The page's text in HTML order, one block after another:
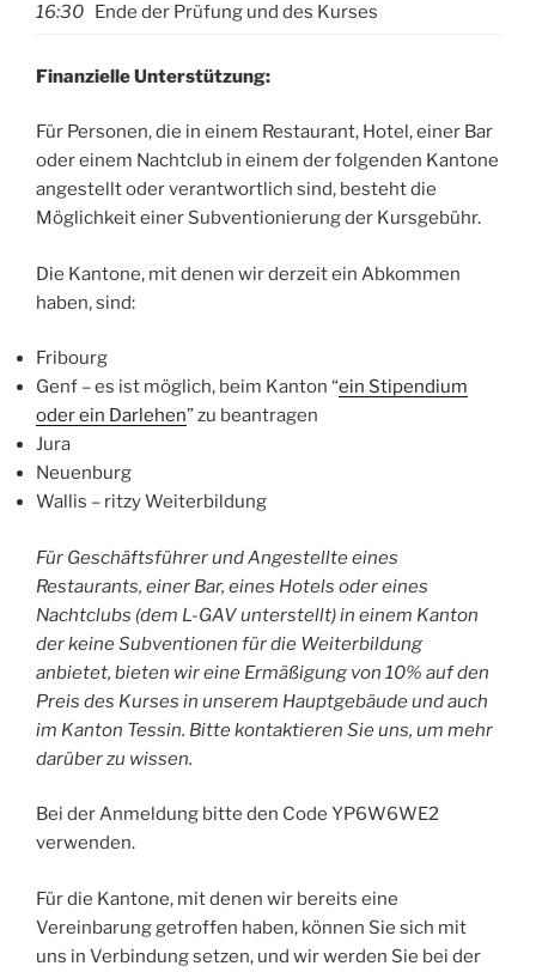
16:30 Ende der Prüfung und des Kurses
Finanzielle Unterstützung:
Für Personen, die in einem Restaurant, Hotel, einer Bar
oder einem Nachtclub in einem der folgenden Kantone
angestellt oder verantwortlich sind, besteht die
Möglichkeit einer Subventionierung der Kursgebühr.
Die Kantone, mit denen wir derzeit ein Abkommen
haben, sind:
Fribourg
Genf – es ist möglich, beim Kanton “ein Stipendium
oder ein Darlehen” zu beantragen
Jura
Neuenburg
Wallis – ritzy Weiterbildung
Für Geschäftsführer und Angestellte eines
Restaurants, einer Bar, eines Hotels oder eines
Nachtclubs (dem L-GAV unterstellt) in einem Kanton
der keine Subventionen für die Weiterbildung
anbietet, bieten wir eine Ermäßigung von 10% auf den
Preis des Kurses in unserem Hauptgebäude und auch
im Kanton Tessin. Bitte kontaktieren Sie uns, um mehr
darüber zu wissen.
Bei der Anmeldung bitte den Code YP6W6WE2
verwenden.
Für die Kantone, mit denen wir bereits eine
Vereinbarung getroffen haben, können Sie sich mit
uns in Verbindung setzen, und wir werden Sie bei der